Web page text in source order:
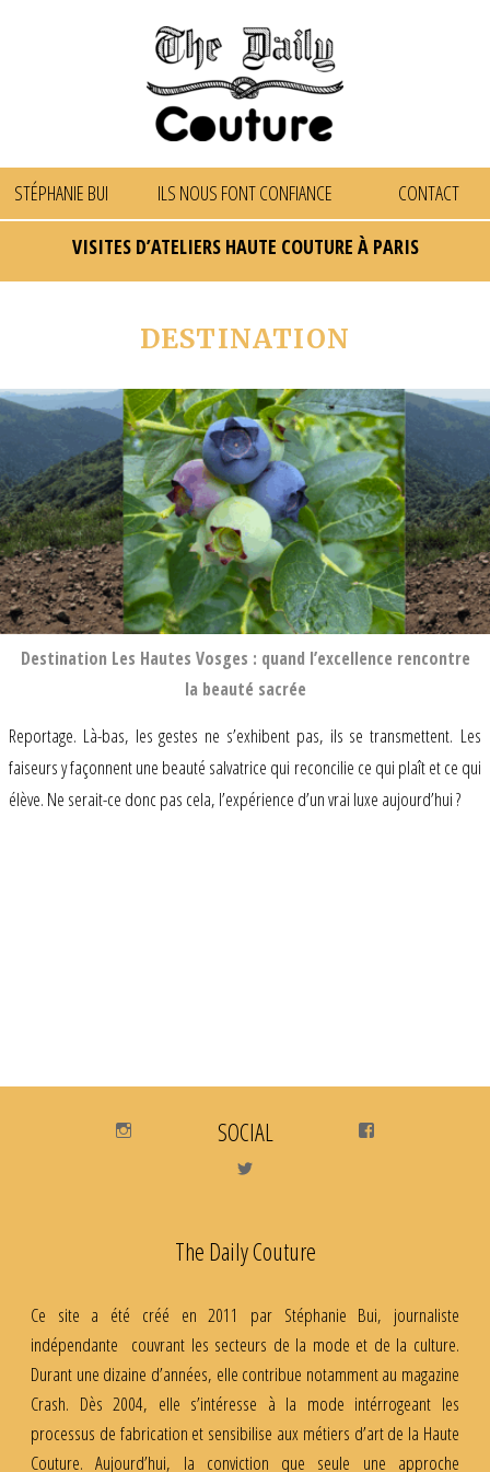
STÉPHANIE BUI ILS NOUS FONT CONFIANCE CONTACT
VISITES D’ATELIERS HAUTE COUTURE À PARIS
DESTINATION
Destination Les Hautes Vosges : quand l’excellence rencontre
la beauté sacrée
Reportage. Là-bas, les gestes ne s’exhibent pas, ils se transmettent. Les
faiseurs y façonnent une beauté salvatrice qui reconcilie ce qui plaît et ce qui
élève. Ne serait-ce donc pas cela, l’expérience d’un vrai luxe aujourd’hui ?
SOCIAL
The Daily Couture
Ce site a été créé en 2011 par Stéphanie Bui, journaliste
indépendante couvrant les secteurs de la mode et de la culture.
Durant une dizaine d’années, elle contribue notamment au magazine
Crash. Dès 2004, elle s’intéresse à la mode intérrogeant les
processus de fabrication et sensibilise aux métiers d’art de la Haute
Couture. Aujourd’hui, la conviction que seule une approche